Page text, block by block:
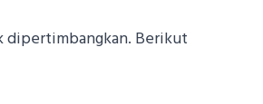
dipertimbangkan. Berikut